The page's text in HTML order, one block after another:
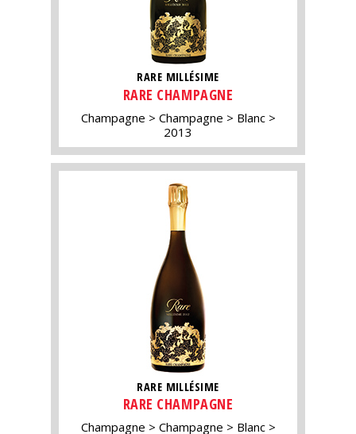
RARE MILLÉSIME
RARE CHAMPAGNE
Champagne Champagne
Blanc
2013
RARE MILLÉSIME
RARE CHAMPAGNE
Champagne Champagne
Blanc